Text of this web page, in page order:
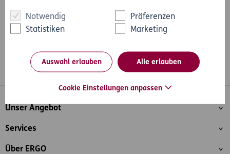
Notwendig
Präferenzen
Statistiken
Marketing
Auswahl erlauben Alle erlauben
Cookie Einstellungen anpassen
WhatsappFacebookInstagramLinkedInBlog
Inhaltsübersicht
Unser Angebot
Services
Über ERGO